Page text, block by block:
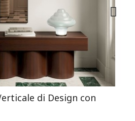
di Design con